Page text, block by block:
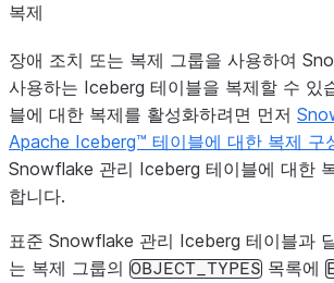
복제
장애 조치 또는 복제 그룹을 사용하여
사용하는 Iceberg 테이블을 복제할 수 있
블에 대한 복제를 활성화하려면 먼저
Apache Iceberg™ 테이블에 대한 복제 구
Snowflake 관리 Iceberg 테이블에 대한
합니다.
표준 Snowflake 관리 Iceberg 테이블과
는 복제 그룹의 OBJECT_TYPES 목록에